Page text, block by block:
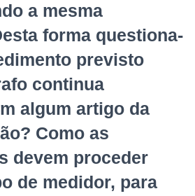
a mesma
forma questiona-
previsto
continua
algum artigo da
Como as
devem proceder
de medidor, para